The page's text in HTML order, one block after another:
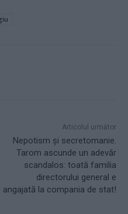
Articolul următor
Nepotism și secretomanie.
Tarom ascunde un adevăr
scandalos: toată familia
directorului general e
angajată la compania de stat!